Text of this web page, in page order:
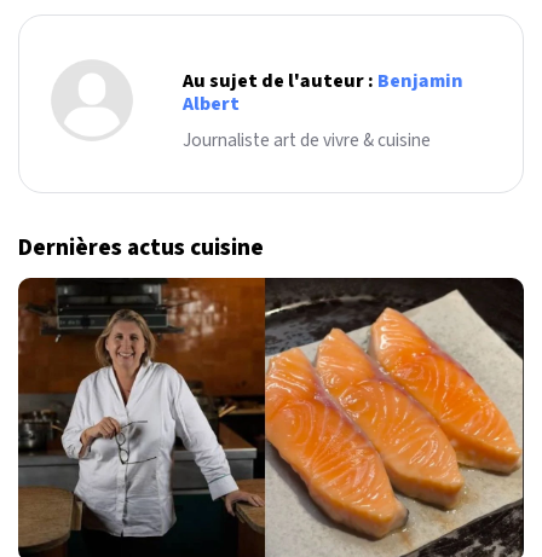
Au sujet de l'auteur : Benjamin
Albert
Journaliste art de vivre & cuisine
Dernières actus cuisine